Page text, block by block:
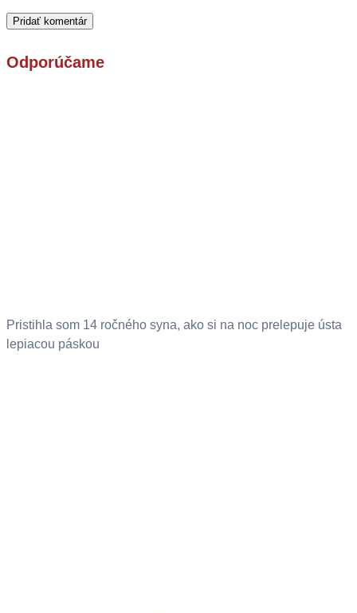
Odporúčame
Pristihla som 14 ročného syna, ako si na noc prelepuje ústa
lepiacou páskou